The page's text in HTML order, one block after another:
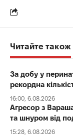
Читайте також
За добу у
рекордна
16:00, 6.08.2026
Агресор з
та шнуром від
15:28, 6.08.2026